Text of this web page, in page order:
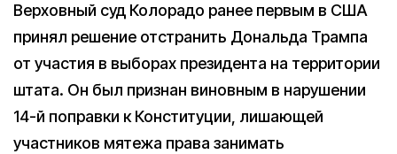
Верховный суд Колорадо ранее первым в США
принял решение отстранить Дональда Трампа
от участия в выборах президента на территории
штата. Он был признан виновным в нарушении
14-й поправки к Конституции, лишающей
участников мятежа права занимать